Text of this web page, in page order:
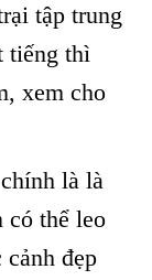
tập trung
tiếng thì
xem cho
là là
có thể leo
đẹp